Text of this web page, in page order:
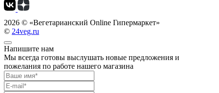
2026 © «Вегетарианский Online Гипермаркет»
© 24veg.ru
Напишите нам
Мы всегда готовы выслушать новые предложения и
пожелания по работе нашего магазина